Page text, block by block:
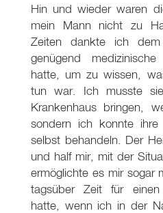
Hin und wieder waren
mein Mann nicht zu
Zeiten dankte ich
genügend
hatte, um zu wissen,
tun war. Ich musste
Krankenhaus bringen,
sondern ich konnte ihre
selbst behandeln. Der
und half mir, mit der
ermöglichte es mir sogar
tagsüber Zeit für einen
hatte, wenn ich in der